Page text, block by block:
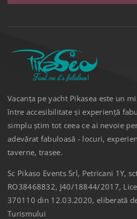
Vacanța pe yacht Pikasea este un
între accesibilitate și experiență
simplu știm tot ceea ce ai nevoie
adevărat fabuloasă - locuri,
taverne, trasee.
Sc Pikaso Events Srl, Petricani 1Y,
RO38468832, J40/18844/2017,
370110 din 12.03.2020, eliberată
Turismului